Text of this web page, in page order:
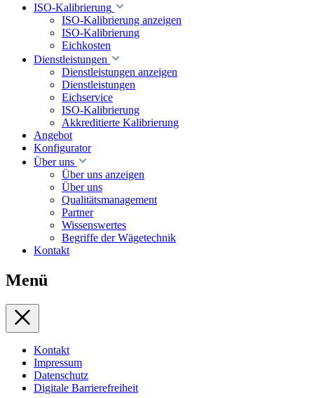
ISO-Kalibrierung
ISO-Kalibrierung anzeigen
ISO-Kalibrierung
Eichkosten
Dienstleistungen
Dienstleistungen anzeigen
Dienstleistungen
Eichservice
ISO-Kalibrierung
Akkreditierte Kalibrierung
Angebot
Konfigurator
Über uns
Über uns anzeigen
Über uns
Qualitätsmanagement
Partner
Wissenswertes
Begriffe der Wägetechnik
Kontakt
Menü
Kontakt
Impressum
Datenschutz
Digitale Barrierefreiheit